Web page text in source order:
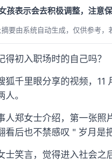
孩表示会去积极调整，注意
摘要由系统自动生成，仅供参考，
得初入职场时的自己吗？
狐千里眼分享的视频，11
人。
人郑女士介绍，第一张照
看后也不禁感叹 " 岁月是
士笑言，觉得进入社会之